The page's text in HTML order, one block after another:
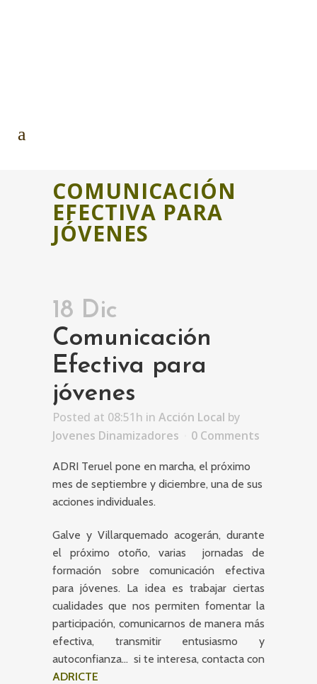
COMUNICACIÓN
EFECTIVA PARA
JÓVENES
18 Dic
Comunicación
Efectiva para
jóvenes
Posted at 08:51h in Acción Local by
Jovenes Dinamizadores
0 Comments
ADRI Teruel pone en marcha, el próximo
mes de septiembre y diciembre, una de sus
acciones individuales.
Galve y Villarquemado acogerán, durante
el próximo otoño, varias jornadas de
formación sobre comunicación efectiva
para jóvenes. La idea es trabajar ciertas
cualidades que nos permiten fomentar la
participación, comunicarnos de manera más
efectiva, transmitir entusiasmo y
autoconfianza… si te interesa, contacta con
ADRICTE